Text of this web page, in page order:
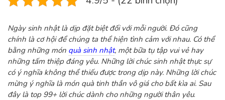
Ngày sinh nhật là dịp đặt biệt đối với mỗi người. Đó cũng
chính là cơ hội để chúng ta thể hiện tình cảm với nhau. Có thể
bằng những món quà sinh nhật, một bữa tụ tập vui vẻ hay
những tấm thiệp đáng yêu. Những lời chúc sinh nhật thực sự
có ý nghĩa không thể thiếu được trong dịp này. Những lời chúc
mừng ý nghĩa là món quà tinh thần vô giá cho bất kìa ai. Sau
đây là top 99+ lời chúc dành cho những người thân yêu.